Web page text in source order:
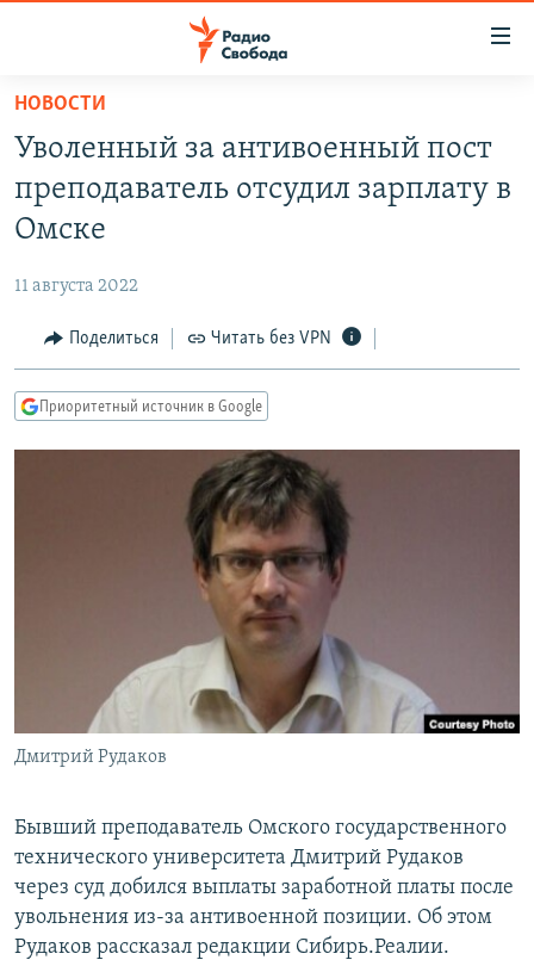
упрощенного
доступа
основному
Вернутся
Вернутся
АВТОРСКИЕ ПРОЕКТЫ
МНЕНИЯ
КУЛЬТУРА
КАВКАЗ.РЕАЛИИ
РАСПИСАНИЕ ВЕЩАНИЯ
ПОДПИШИТЕСЬ НА РАССЫЛКУ
СОЦИАЛЬНЫЕ СЕТИ
Все сайты РСЕ/РС
НОВОСТИ
Уволенный за антивоенный пост
преподаватель отсудил зарплату в
Омске
11 августа 2022
Поделиться Читать без VPN
Приоритетный источник в Google
Дмитрий Рудаков
Бывший преподаватель Омского государственного
технического университета Дмитрий Рудаков
через суд добился выплаты заработной платы после
увольнения из-за антивоенной позиции. Об этом
Рудаков рассказал редакции Сибирь.Реалии.